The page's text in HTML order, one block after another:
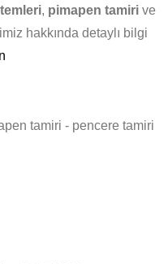
, pimapen tamiri ve
hakkında detaylı bilgi
tamiri - pencere tamiri